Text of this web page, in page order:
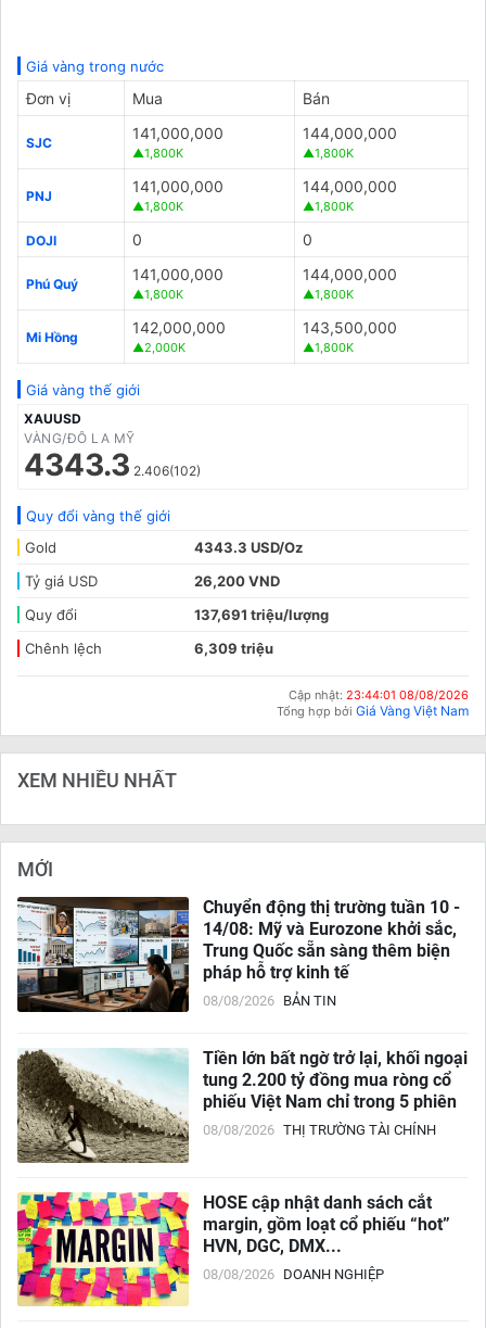
Giá vàng trong nước
Đơn vị Mua Bán
SJC
141,000,000
▲1,800K
144,000,000
▲1,800K
PNJ
141,000,000
▲1,800K
144,000,000
▲1,800K
DOJI 0 0
Phú Quý
141,000,000
▲1,800K
144,000,000
▲1,800K
Mi Hồng
142,000,000
▲2,000K
143,500,000
▲1,800K
Giá vàng thế giới
XAUUSD
VÀNG/ĐÔ LA MỸ
4343.3 2.406(102)
Quy đổi vàng thế giới
Gold
4343.3 USD/Oz
Tỷ giá USD
26,200 VND
Quy đổi
137,691 triệu/lượng
Chênh lệch
6,309 triệu
Cập nhật: 23:44:01 08/08/2026
Tổng hợp bởi Giá Vàng Việt Nam
XEM NHIỀU NHẤT
MỚI
Chuyển động thị trường tuần 10 -
14/08: Mỹ và Eurozone khởi sắc,
Trung Quốc sẵn sàng thêm biện
pháp hỗ trợ kinh tế
08/08/2026 BẢN TIN
Tiền lớn bất ngờ trở lại, khối ngoại
tung 2.200 tỷ đồng mua ròng cổ
phiếu Việt Nam chỉ trong 5 phiên
08/08/2026 THỊ TRƯỜNG TÀI CHÍNH
HOSE cập nhật danh sách cắt
margin, gồm loạt cổ phiếu “hot”
HVN, DGC, DMX...
08/08/2026 DOANH NGHIỆP